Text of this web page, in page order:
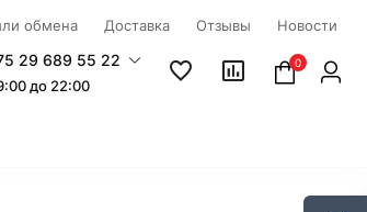
обмена Доставка Отзывы Новости
29 689 55 22
до 22:00
0